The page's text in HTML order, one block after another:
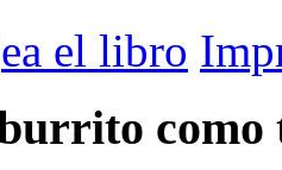
el libro
como